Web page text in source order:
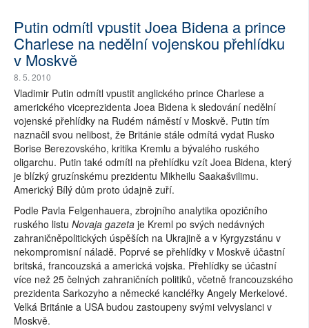
Putin odmítl vpustit Joea Bidena a prince
Charlese na nedělní vojenskou přehlídku
v Moskvě
8. 5. 2010
Vladimir Putin odmítl vpustit anglického prince Charlese a
amerického viceprezidenta Joea Bidena k sledování nedělní
vojenské přehlídky na Rudém náměstí v Moskvě. Putin tím
naznačil svou nelibost, že Británie stále odmítá vydat Rusko
Borise Berezovského, kritika Kremlu a bývalého ruského
oligarchu. Putin také odmítl na přehlídku vzít Joea Bidena, který
je blízký gruzínskému prezidentu Mikheilu Saakašvilimu.
Americký Bílý dům proto údajně zuří.
Podle Pavla Felgenhauera, zbrojního analytika opozičního
ruského listu Novaja gazeta je Kreml po svých nedávných
zahraničněpolitických úspěších na Ukrajině a v Kyrgyzstánu v
nekompromisní náladě. Poprvé se přehlídky v Moskvě účastní
britská, francouzská a americká vojska. Přehlídky se účastní
více než 25 čelných zahraničních politiků, včetně francouzského
prezidenta Sarkozyho a německé kancléřky Angely Merkelové.
Velká Británie a USA budou zastoupeny svými velvyslanci v
Moskvě.